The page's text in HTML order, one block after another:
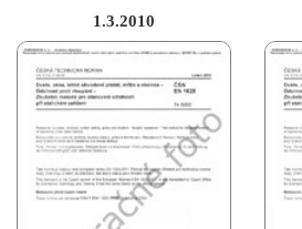
1.3.2010